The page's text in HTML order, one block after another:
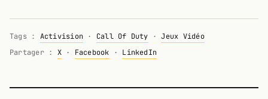
Tags : Activision · Call Of Duty ·Jeux Vidéo
Partager : X· Facebook · LinkedIn